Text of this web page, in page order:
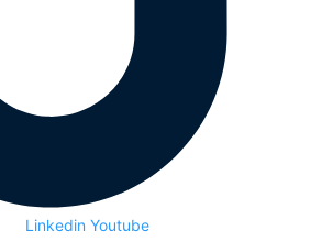
Linkedin Youtube